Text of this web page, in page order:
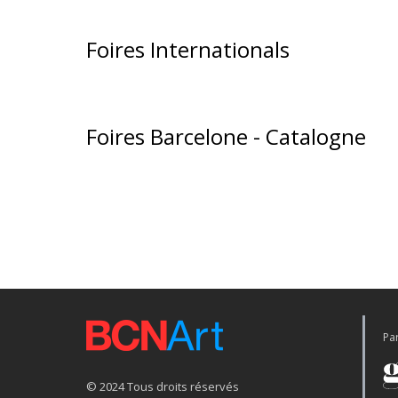
Foires Internationals
Foires Barcelone - Catalogne
© 2024 Tous droits réservés